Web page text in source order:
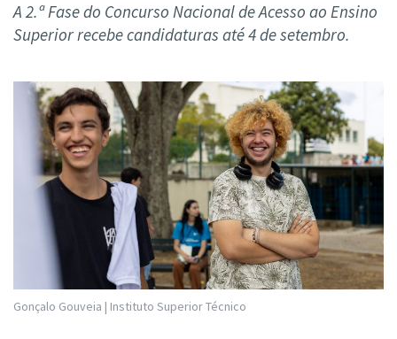
A 2.ª Fase do Concurso Nacional de Acesso ao Ensino
Superior recebe candidaturas até 4 de setembro.
Gonçalo Gouveia | Instituto Superior Técnico